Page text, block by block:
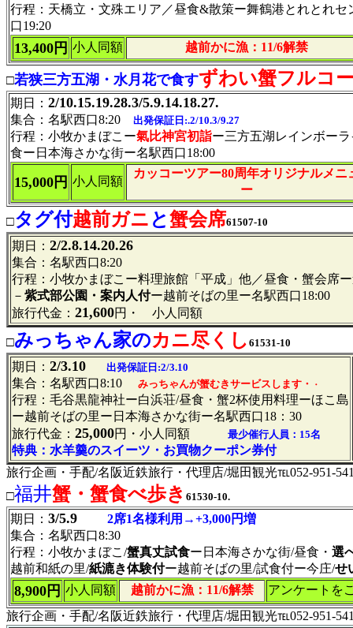
行程：天橋立・文殊エリア／昼食&散策ー舞鶴港とれとれセ
口19:20
13,400円 小人同額 越前かに漁：11/6解禁
□若狭三方五湖・水月花で食すずわい蟹フルコ
期日： 2/10.15.19.28.3/5.9.14.18.27.
集合：名駅西口8:20 出発保証日:.2/10.3/9.27
行程：小牧かまぼこー氣比神宮初詣ー三方五湖レインボー
食ー日本海さかな街ー名駅西口18:00
15,000円 小人同額
カッコーツアー80周年オリジナルメニ
ー
□タグ付越前ガニ と蟹会席61507-10
期日： 2/2.8.14.20.26
集合：名駅西口8:20
行程：小牧かまぼこー料理旅館「平成」他／昼食・蟹会席
－ 紫式部公園・案内人付ー越前そばの里ー名駅西口18:00
旅行代金： 21,600円・ 小人同額
□みっちゃん家のカニ尽くし 61531-10
期日： 2/3.10 出発保証日:2/3.10
集合：名駅西口8:10 みっちゃんが蟹むきサービスします・ ・
行程：毛谷黒龍神社ー白浜荘/昼食・蟹2杯使用料理ーほこ島
ー越前そばの里ー日本海さかな街ー名駅西口18：30
旅行代金： 25,000円・小人同額 最少催行人員：15名
特典：水羊羹のスイーツ・お買物クーポン券付
旅行企画・手配/名阪近鉄旅行・代理店/堀田観光℡052-951-
□福井蟹・蟹食べ歩き 61530-10.
期日： 3/5.9
2席1名様利用→+3,000円増
集合：名駅西口8:30
行程：小牧かまぼこ/蟹真丈試食ー日本海さかな街/昼食・ 選
越前和紙の里/紙漉き体験付ー越前そばの里/試食付ー今庄/せ
8,900円 小人同額 越前かに漁：11/6解禁
アンケートを
旅行企画・手配/名阪近鉄旅行・代理店/堀田観光℡052-951-